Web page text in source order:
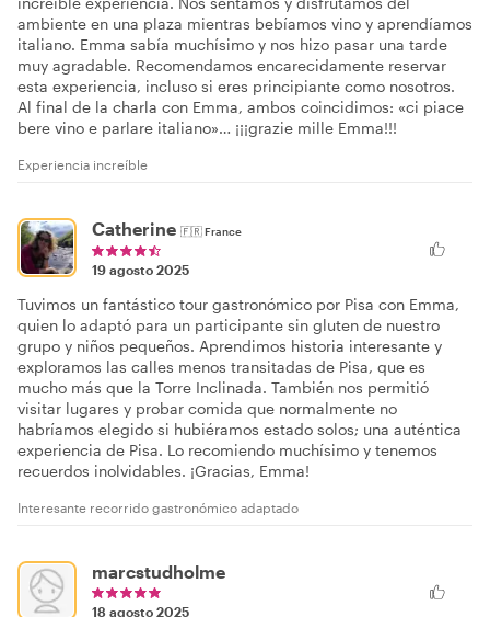
ambiente en una plaza mientras bebíamos vino y aprendíamos
italiano. Emma sabía muchísimo y nos hizo pasar una tarde
muy agradable. Recomendamos encarecidamente reservar
esta experiencia, incluso si eres principiante como nosotros.
Al final de la charla con Emma, ambos coincidimos: «ci piace
bere vino e parlare italiano»… ¡¡¡grazie mille Emma!!!
Experiencia increíble
Catherine 🇫🇷France
19 agosto 2025
Tuvimos un fantástico tour gastronómico por Pisa con Emma,
quien lo adaptó para un participante sin gluten de nuestro
grupo y niños pequeños. Aprendimos historia interesante y
exploramos las calles menos transitadas de Pisa, que es
mucho más que la Torre Inclinada. También nos permitió
visitar lugares y probar comida que normalmente no
habríamos elegido si hubiéramos estado solos; una auténtica
experiencia de Pisa. Lo recomiendo muchísimo y tenemos
recuerdos inolvidables. ¡Gracias, Emma!
Interesante recorrido gastronómico adaptado
marcstudholme
18 agosto 2025